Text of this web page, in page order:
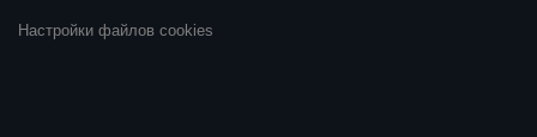
Настройки файлов cookies